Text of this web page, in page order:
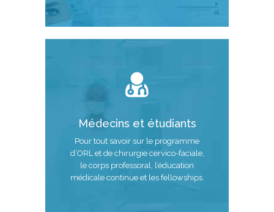
Médecins et étudiants
Pour tout savoir sur le programme
d’ORL et de chirurgie cervico-faciale,
le corps professoral, l’éducation
médicale continue et les fellowships.